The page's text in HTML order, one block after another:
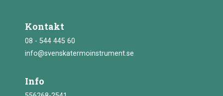
Kontakt
08 - 544 445 60
info@svenskatermoinstrument.se
Info